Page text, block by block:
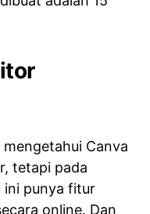
Canva
tetapi pada
ini punya fitur
online. Dan